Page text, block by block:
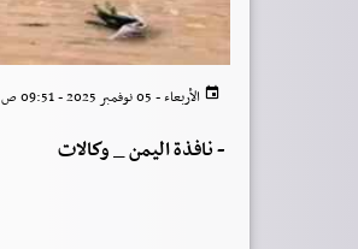
الأربعاء - 05 نوفمبر 2025 - 09:51 ص بتوقيت عدن
-نافذة اليمن _ وكالات